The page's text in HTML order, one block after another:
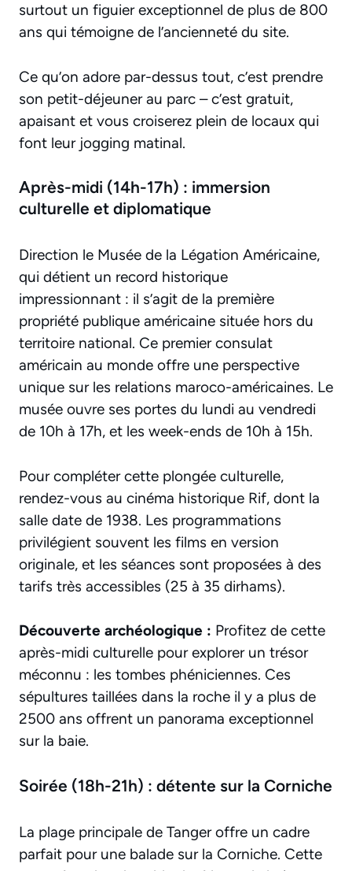
surtout un figuier exceptionnel de plus de 800
ans qui témoigne de l’ancienneté du site.
Ce qu’on adore par-dessus tout, c’est prendre
son petit-déjeuner au parc – c’est gratuit,
apaisant et vous croiserez plein de locaux qui
font leur jogging matinal.
Après-midi (14h-17h) : immersion
culturelle et diplomatique
Direction le Musée de la Légation Américaine,
qui détient un record historique
impressionnant : il s’agit de la première
propriété publique américaine située hors du
territoire national. Ce premier consulat
américain au monde offre une perspective
unique sur les relations maroco-américaines. Le
musée ouvre ses portes du lundi au vendredi
de 10h à 17h, et les week-ends de 10h à 15h.
Pour compléter cette plongée culturelle,
rendez-vous au cinéma historique Rif, dont la
salle date de 1938. Les programmations
privilégient souvent les films en version
originale, et les séances sont proposées à des
tarifs très accessibles (25 à 35 dirhams).
Découverte archéologique : Profitez de cette
après-midi culturelle pour explorer un trésor
méconnu : les tombes phéniciennes. Ces
sépultures taillées dans la roche il y a plus de
2500 ans offrent un panorama exceptionnel
sur la baie.
Soirée (18h-21h) : détente sur la Corniche
La plage principale de Tanger offre un cadre
parfait pour une balade sur la Corniche. Cette